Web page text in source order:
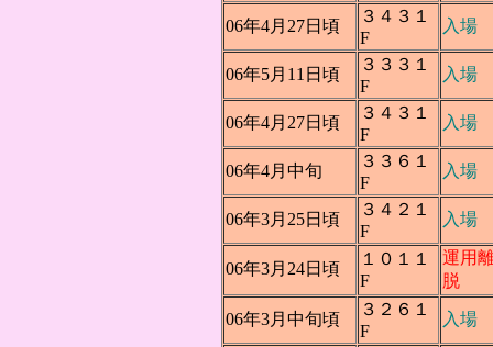
06年4月27日頃
３４３１
F
入場
06年5月11日頃
３３３１
F
入場
06年4月27日頃
３４３１
F
入場
06年4月中旬
３３６１
F
入場
06年3月25日頃
３４２１
F
入場
06年3月24日頃
１０１１
F
運用
脱
06年3月中旬頃
３２６１
F
入場